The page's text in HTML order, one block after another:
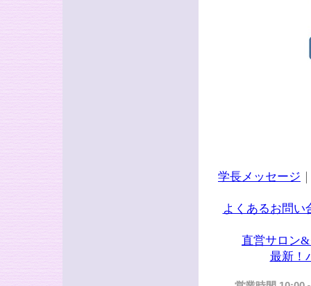
学長メッセージ
よくあるお問い
直営サロン
最新！